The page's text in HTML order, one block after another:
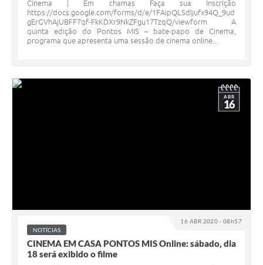
Cinema | Em chamas Faça sua Inscrição
https://docs.google.com/forms/d/e/1FAIpQLSdljufx94Q_9ud
gErGVhAjUBFF7qf-FkKDXr9NkZFgu17TzqQ/viewform A
quinta edição do Pontos MIS – bate-papo de Cinema,
programa que apresenta uma sessão de cinema online...
16 ABR 2020 - 08h57
ABR
16
NOTÍCIAS
CINEMA EM CASA PONTOS MIS Online: sábado, dia
18 será exibido o filme